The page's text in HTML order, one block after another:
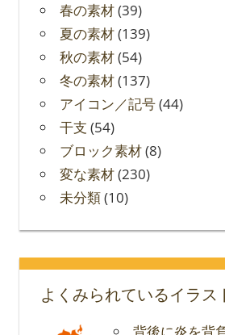
春の素材(39)
夏の素材(139)
秋の素材(54)
冬の素材(137)
アイコン／記号(44)
干支 (54)
ブロック素材(8)
変な素材(230)
未分類(10)
よくみられているイラス